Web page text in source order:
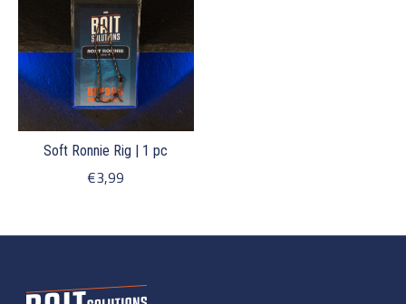
Soft Ronnie Rig | 1 pc
€3,99